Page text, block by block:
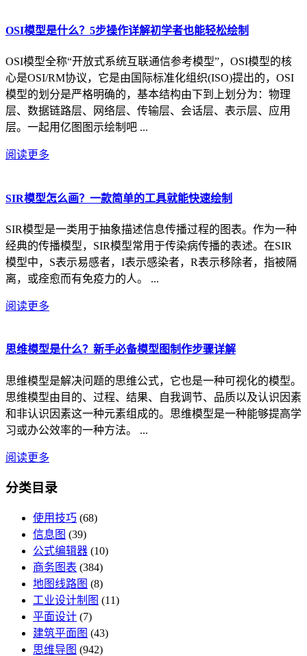
OSI模型是什么？5步操作详解初学者也能轻松绘制
OSI模型全称“开放式系统互联通信参考模型”，OSI模型的核
心是OSI/RM协议，它是由国际标准化组织(ISO)提出的，OSI
模型的划分是严格明确的，基本结构由下到上划分为：物理
层、数据链路层、网络层、传输层、会话层、表示层、应用
层。一起用亿图图示绘制吧 ...
阅读更多
SIR模型怎么画？一款简单的工具就能快速绘制
SIR模型是一类用于抽象描述信息传播过程的图表。作为一种
经典的传播模型，SIR模型常用于传染病传播的表述。在SIR
模型中，S表示易感者，I表示感染者，R表示移除者，指被隔
离，或痊愈而有免疫力的人。 ...
阅读更多
思维模型是什么？新手必备模型图制作步骤详解
思维模型是解决问题的思维公式，它也是一种可视化的模型。
思维模型由目的、过程、结果、自我调节、品质以及认识因素
和非认识因素这一种元素组成的。思维模型是一种能够提高学
习或办公效率的一种方法。 ...
阅读更多
分类目录
使用技巧 (68)
信息图 (39)
公式编辑器 (10)
商务图表 (384)
地图线路图 (8)
工业设计制图 (11)
平面设计 (7)
建筑平面图 (43)
思维导图 (942)